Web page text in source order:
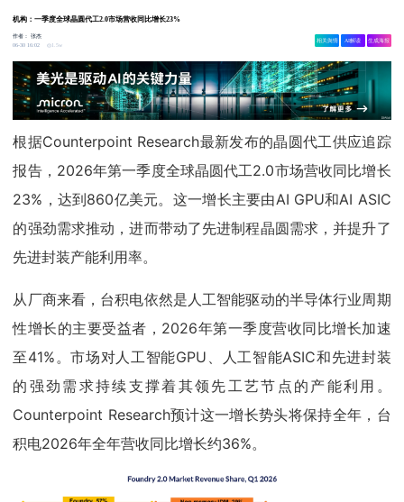
机构：一季度全球晶圆代工2.0市场营收同比增长23%
作者：张杰
06-30 16:02
1.5w
相关舆情 AI解读 生成海报
根据Counterpoint Research最新发布的晶圆代工供应追踪
报告，2026年第一季度全球晶圆代工2.0市场营收同比增长
23%，达到860亿美元。这一增长主要由AI GPU和AI ASIC
的强劲需求推动，进而带动了先进制程晶圆需求，并提升了
先进封装产能利用率。
从厂商来看，台积电依然是人工智能驱动的半导体行业周期
性增长的主要受益者，2026年第一季度营收同比增长加速
至41%。市场对人工智能GPU、人工智能ASIC和先进封装
的强劲需求持续支撑着其领先工艺节点的产能利用。
Counterpoint Research预计这一增长势头将保持全年，台
积电2026年全年营收同比增长约36%。